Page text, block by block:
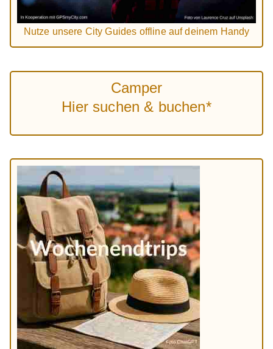
Nutze unsere City Guides offline auf deinem Handy
Camper
Hier suchen & buchen*